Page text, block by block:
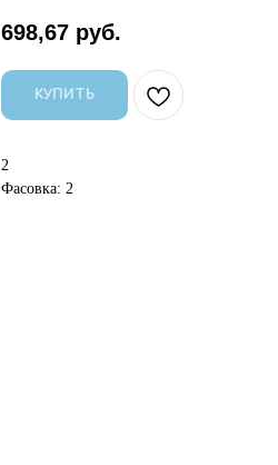
698,67 руб.
КУПИТЬ
2
Фасовка: 2